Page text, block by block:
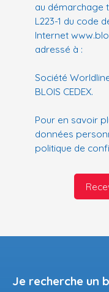
au démarchage
L223-1 du code
Internet
adressé à :
Société
BLOIS CEDEX.
Pour en savoir
données
politique de
Je recherche un